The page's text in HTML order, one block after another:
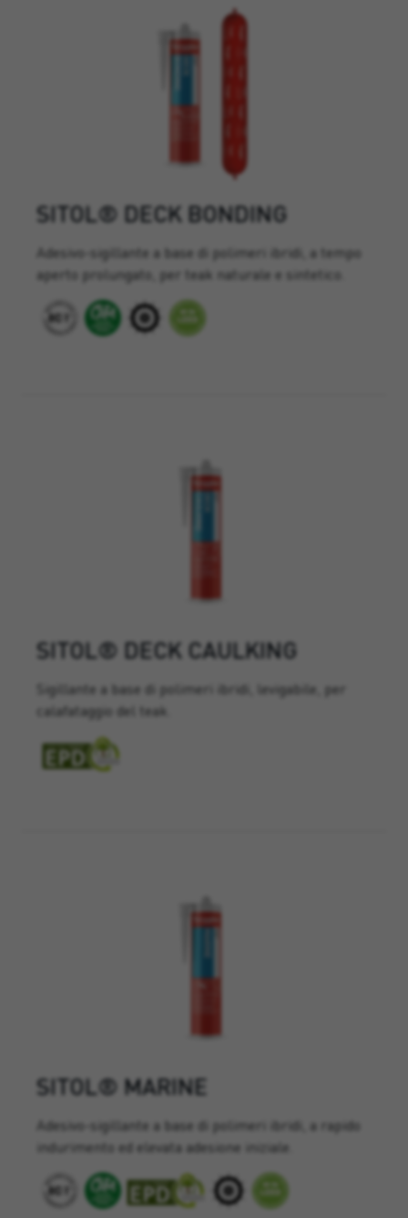
SITOL® DECK BONDING
Adesivo-sigillante a base di polimeri ibridi, a tempo
aperto prolungato, per teak naturale e sintetico.
SITOL® DECK CAULKING
Sigillante a base di polimeri ibridi, levigabile, per
calafataggio del teak.
SITOL® MARINE
Adesivo-sigillante a base di polimeri ibridi, a rapido
indurimento ed elevata adesione iniziale.